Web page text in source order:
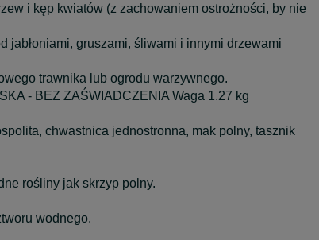
i kęp kwiatów (z zachowaniem ostrożności, by nie
jabłoniami, gruszami, śliwami i innymi drzewami
trawnika lub ogrodu warzywnego.
- BEZ ZAŚWIADCZENIA Waga 1.27 kg
chwastnica jednostronna, mak polny, tasznik
rośliny jak skrzyp polny.
wodnego.